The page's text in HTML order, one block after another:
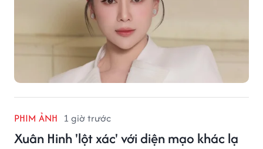
PHIM ẢNH 1 giờ trước
Xuân Hinh 'lột xác' với diện mạo khác lạ